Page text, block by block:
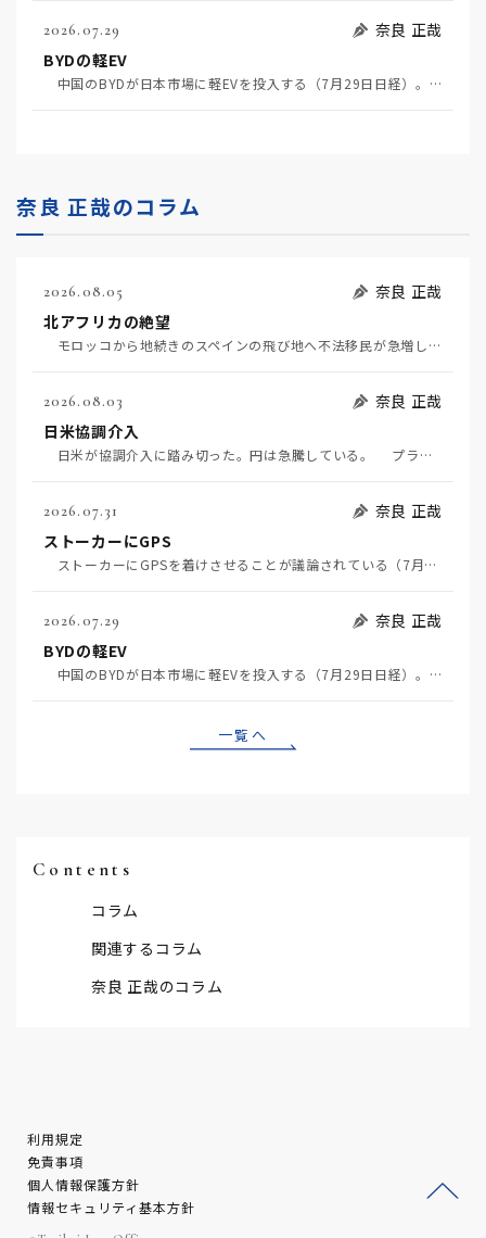
2026.07.29
奈良 正哉
BYDの軽EV
中国のBYDが日本市場に軽EVを投入する（7月29日日経）。この報道について思うこと3つ。 一つ…
奈良 正哉のコラム
2026.08.05
奈良 正哉
北アフリカの絶望
モロッコから地続きのスペインの飛び地へ不法移民が急増していて、当地の大問題となっている。「海を泳い…
2026.08.03
奈良 正哉
日米協調介入
日米が協調介入に踏み切った。円は急騰している。 プラザ合意以降、協調介入は為替相場の転機になって…
2026.07.31
奈良 正哉
ストーカーにGPS
ストーカーにGPSを着けさせることが議論されている（7月29日日経）。反対派は「ストーカーにも人権…
2026.07.29
奈良 正哉
BYDの軽EV
中国のBYDが日本市場に軽EVを投入する（7月29日日経）。この報道について思うこと3つ。 一つ…
一覧へ
Contents
コラム
関連するコラム
奈良 正哉のコラム
利用規定
免責事項
個人情報保護方針
情報セキュリティ基本方針